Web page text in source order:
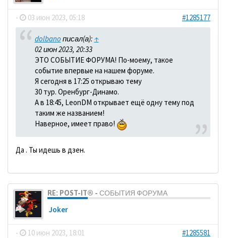
- 03 июн 2023, 05:18 #1285177
dolbano писал(а): ↑
02 июн 2023, 20:33
ЭТО СОБЫТИЕ ФОРУМА! По-моему, такое
событие впервые на нашем форуме.
Я сегодня в 17:25 открываю тему
30 тур. Оренбург-Динамо.
А в 18:45, LeonDM открывает ещё одну тему под
таким же названием!
Наверное, имеет право!
Да . Ты идешь в дзен.
RE: POST-IT® - СОБЫТИЯ ФОРУМА
Joker
- 10 июн 2023, 18:01
#1285581